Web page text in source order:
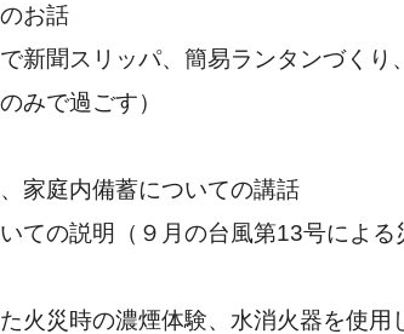
お話
リッパ、簡易ランタンづくり、
で過ごす）
内備蓄についての講話
明（９月の台風第13号による災
の濃煙体験、水消火器を使用し